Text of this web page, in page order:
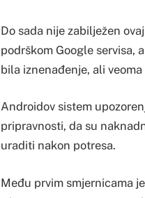
Do sada nije zabilježen
podrškom Google servisa,
bila iznenađenje, ali
Androidov sistem
pripravnosti, da su
uraditi nakon potresa.
Među prvim smjernicama